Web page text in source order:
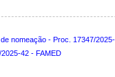
nomeação - Proc. 17347/
42 - FAMED